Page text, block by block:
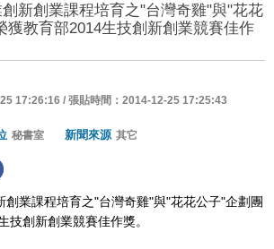
新創業課程培育之"台灣奇雞"與"花花
獲教育部2014生技創新創業競賽佳作
17:26:16 / 張貼時間：2014-12-25 17:25:43
秘書室 新聞來源 其它
創業課程培育之"台灣奇雞"與"花花公子"企劃團
技創新創業競賽佳作獎。